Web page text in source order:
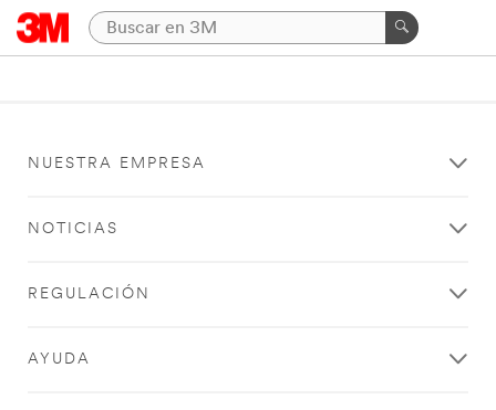
NUESTRA EMPRESA
NOTICIAS
REGULACIÓN
AYUDA